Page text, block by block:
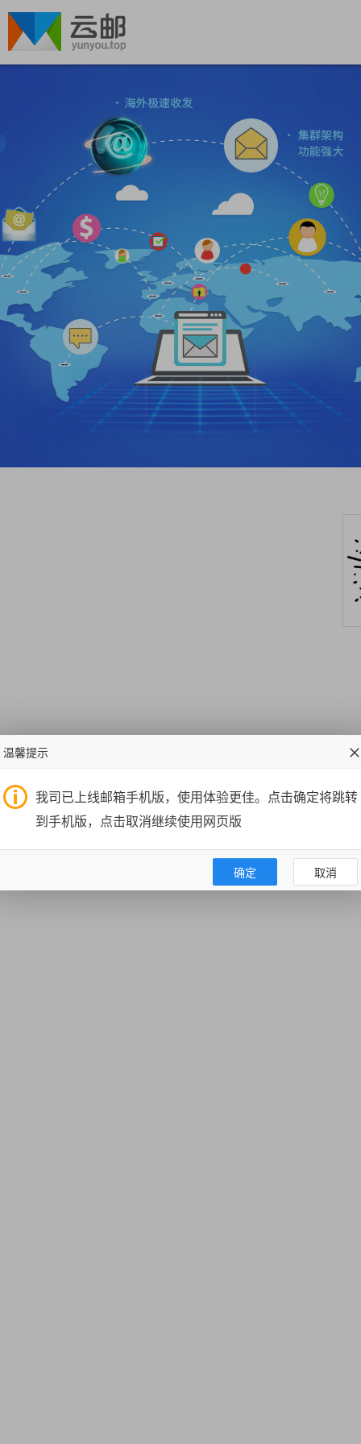
温馨提示
我司已上线邮箱手机版，使用体验更佳。点击确定将跳转
到手机版，点击取消继续使用网页版
确定 取消